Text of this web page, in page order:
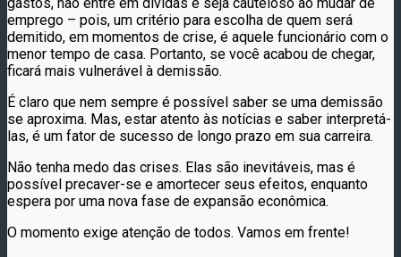
emprego – pois, um critério para escolha de quem será
demitido, em momentos de crise, é aquele funcionário com o
menor tempo de casa. Portanto, se você acabou de chegar,
ficará mais vulnerável à demissão.
É claro que nem sempre é possível saber se uma demissão
se aproxima. Mas, estar atento às notícias e saber interpretá-
las, é um fator de sucesso de longo prazo em sua carreira.
Não tenha medo das crises. Elas são inevitáveis, mas é
possível precaver-se e amortecer seus efeitos, enquanto
espera por uma nova fase de expansão econômica.
O momento exige atenção de todos. Vamos em frente!